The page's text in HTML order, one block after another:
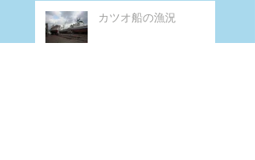
カツオ船の漁況